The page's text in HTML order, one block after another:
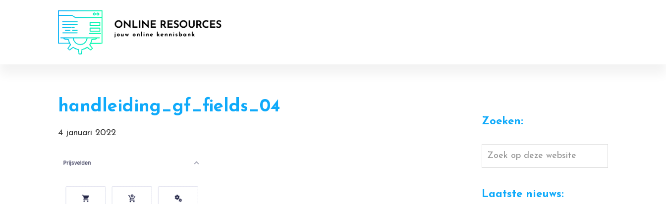
Online Resources
handleiding_gf_fields_04
4 januari 2022
Zoeken:
Zoek
op
website
Laatste nieuws: